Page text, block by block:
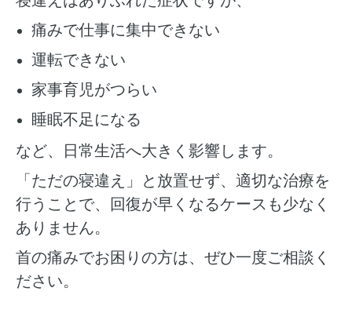
痛みで仕事に集中できない
運転できない
家事育児がつらい
睡眠不足になる
など、日常生活へ大きく影響します。
「ただの寝違え」と放置せず、適切な治療を
行うことで、回復が早くなるケースも少なく
ありません。
首の痛みでお困りの方は、ぜひ一度ご相談く
ださい。